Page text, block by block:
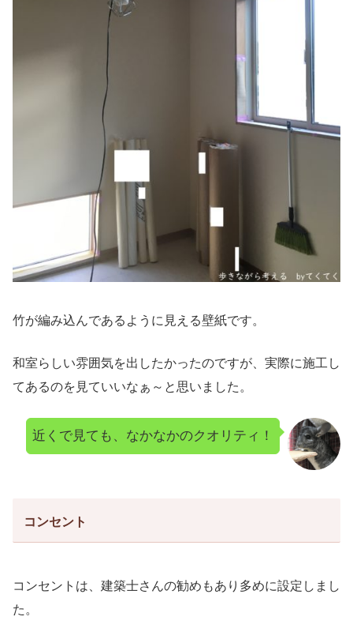
竹が編み込んであるように見える壁紙です。
和室らしい雰囲気を出したかったのですが、実際に施工し
てあるのを見ていいなぁ～と思いました。
近くで見ても、なかなかのクオリティ！
コンセント
コンセントは、建築士さんの勧めもあり多めに設定しまし
た。